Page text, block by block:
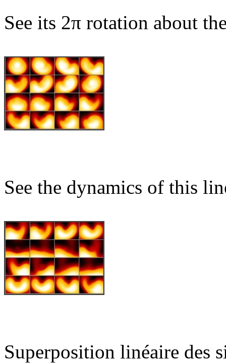
See its 2π rotation about
See the dynamics of this
Superposition linéaire des